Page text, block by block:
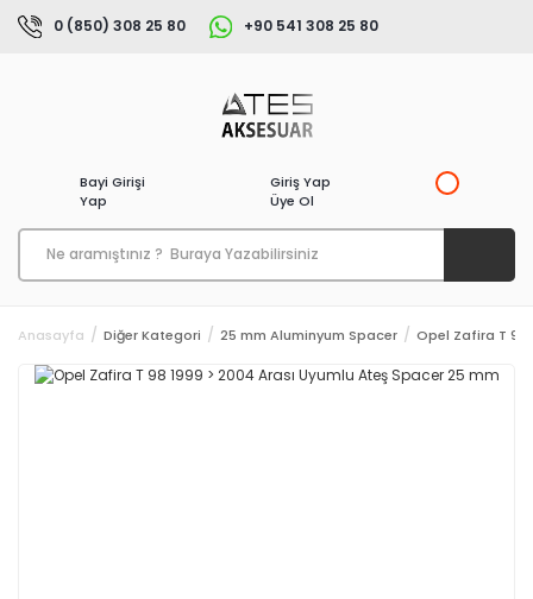
0 (850) 308 25 80 +90 541 308 25 80
Bayi Girişi
Yap
Giriş Yap
Üye Ol
Anasayfa Diğer Kategori 25 mm Aluminyum Spacer Opel Zafira T 98